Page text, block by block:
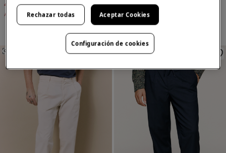
47,99 € 69,90 €
Ahorras 21,91 €
19,99 € 39,99 €
Ahorras20,00 €
Rechazar todas Aceptar Cookies
Configuración de cookies